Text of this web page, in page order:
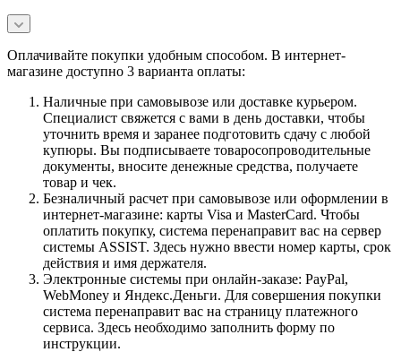
Оплачивайте покупки удобным способом. В интернет-
магазине доступно 3 варианта оплаты:
Наличные при самовывозе или доставке курьером.
Специалист свяжется с вами в день доставки, чтобы
уточнить время и заранее подготовить сдачу с любой
купюры. Вы подписываете товаросопроводительные
документы, вносите денежные средства, получаете
товар и чек.
Безналичный расчет при самовывозе или оформлении в
интернет-магазине: карты Visa и MasterCard. Чтобы
оплатить покупку, система перенаправит вас на сервер
системы ASSIST. Здесь нужно ввести номер карты, срок
действия и имя держателя.
Электронные системы при онлайн-заказе: PayPal,
WebMoney и Яндекс.Деньги. Для совершения покупки
система перенаправит вас на страницу платежного
сервиса. Здесь необходимо заполнить форму по
инструкции.